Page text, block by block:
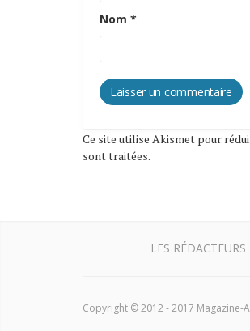
Nom *
Ce site utilise Akismet pour
sont traitées.
LES RÉDACTEURS
Copyright © 2012 - 2017 Magazine-